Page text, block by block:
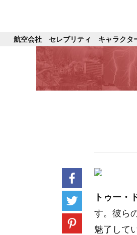
航空会社 セレブリティ キャラクタ
トゥー・
す。彼ら
魅了して